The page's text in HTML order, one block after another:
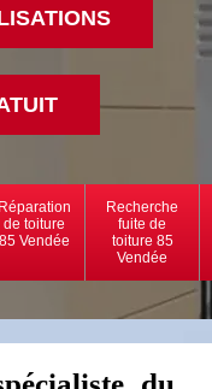
Réparation
de toiture
85 Vendée
Recherche
fuite de
toiture 85
Vendée